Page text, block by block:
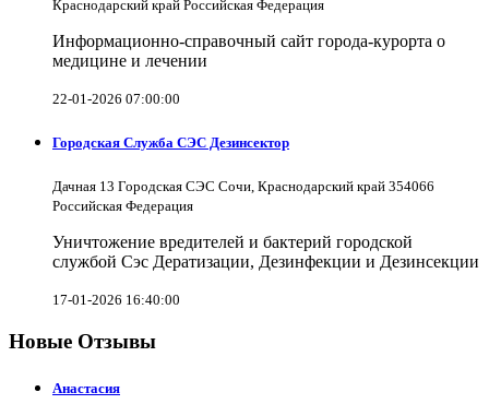
Краснодарский край Российская Федерация
Информационно-справочный сайт города-курорта о
медицине и лечении
22-01-2026 07:00:00
Городская Служба СЭС Дезинсектор
Дачная 13 Городская СЭС Сочи, Краснодарский край 354066
Российская Федерация
Уничтожение вредителей и бактерий городской
службой Сэс Дератизации, Дезинфекции и Дезинсекции
17-01-2026 16:40:00
Новые Отзывы
Анастасия